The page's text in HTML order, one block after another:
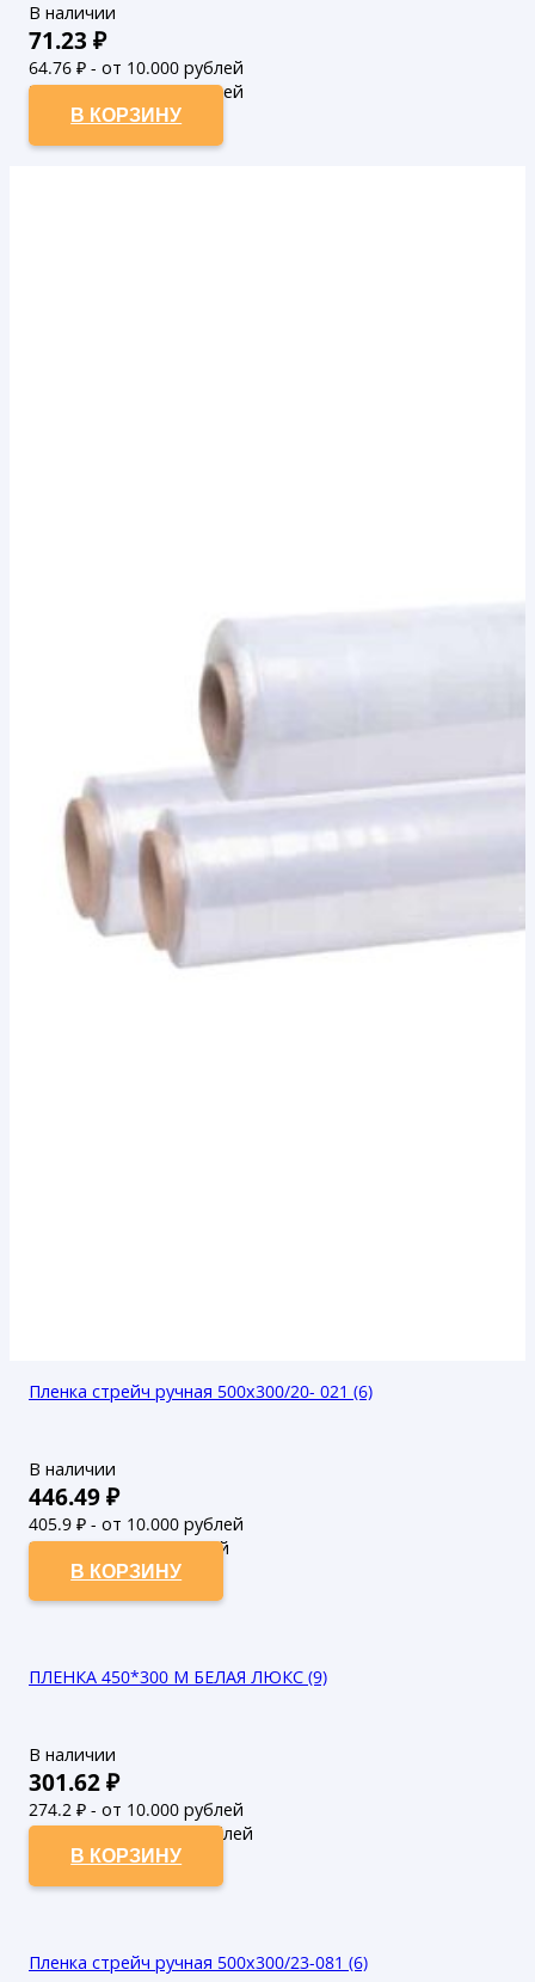
В наличии
71.23 ₽
64.76 ₽ - от 10.000 рублей
58.87₽ - от 50.000 рублей
В КОРЗИНУ
Пленка стрейч ручная 500х300/20- 021 (6)
В наличии
446.49₽
405.9 ₽ - от 10.000 рублей
369₽ - от 50.000 рублей
В КОРЗИНУ
ПЛЕНКА 450*300 М БЕЛАЯ ЛЮКС (9)
В наличии
301.62₽
274.2 ₽ - от 10.000 рублей
249.27₽ - от 50.000 рублей
В КОРЗИНУ
Пленка стрейч ручная 500х300/23-081 (6)